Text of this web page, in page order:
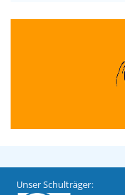
Unser Schulträger: